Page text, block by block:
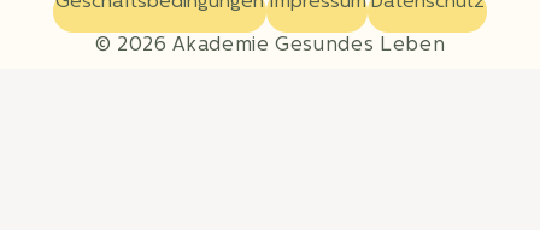
© 2026 Akademie Gesundes Leben